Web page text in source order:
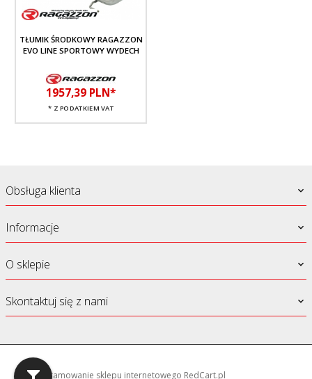
TŁUMIK ŚRODKOWY RAGAZZON
EVO LINE SPORTOWY WYDECH
1957,39 PLN*
* Z PODATKIEM VAT
Obsługa klienta
Informacje
O sklepie
Skontaktuj się z nami
oprogramowanie sklepu internetowego RedCart.pl